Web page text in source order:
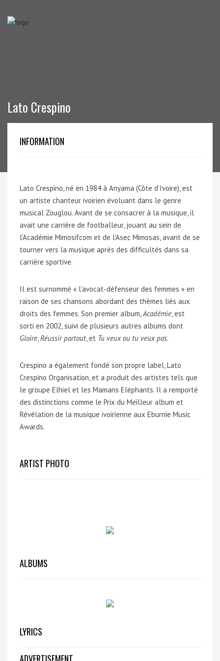
Lato Crespino
INFORMATION
Lato Crespino, né en 1984 à Anyama (Côte d’Ivoire), est
un artiste chanteur ivoirien évoluant dans le genre
musical Zouglou. Avant de se consacrer à la musique, il
avait une carrière de footballeur, jouant au sein de
l’Académie Mimosifcom et de l’Asec Mimosas, avant de se
tourner vers la musique après des difficultés dans sa
carrière sportive.
Il est surnommé « l’avocat-défenseur des femmes » en
raison de ses chansons abordant des thèmes liés aux
droits des femmes. Son premier album,Académie, est
sorti en 2002, suivi de plusieurs autres albums dont
Gloire,Réussir partout, et Tu veux ou tu veux pas.
Crespino a également fondé son propre label, Lato
Crespino Organisation, et a produit des artistes tels que
le groupe Elhiel et les Mamans Eléphants. Il a remporté
des distinctions comme le Prix du Meilleur album et
Révélation de la musique ivoirienne aux Eburnie Music
Awards.
ARTIST PHOTO
ALBUMS
LYRICS